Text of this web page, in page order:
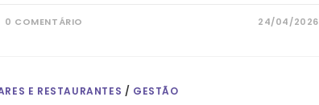
0 COMENTÁRIO 24/04/2026
E RESTAURANTES / GESTÃO